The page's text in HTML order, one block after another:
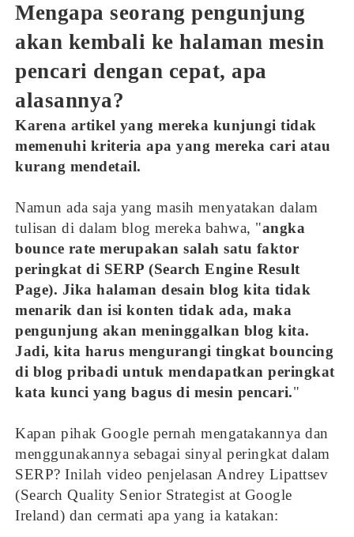
Mengapa seorang pengunjung
akan kembali ke halaman mesin
pencari dengan cepat, apa
alasannya?
Karena artikel yang mereka kunjungi tidak
memenuhi kriteria apa yang mereka cari atau
kurang mendetail.
Namun ada saja yang masih menyatakan dalam
tulisan di dalam blog mereka bahwa, "angka
bounce rate merupakan salah satu faktor
peringkat di SERP (Search Engine Result
Page). Jika halaman desain blog kita tidak
menarik dan isi konten tidak ada, maka
pengunjung akan meninggalkan blog kita.
Jadi, kita harus mengurangi tingkat bouncing
di blog pribadi untuk mendapatkan peringkat
kata kunci yang bagus di mesin pencari."
Kapan pihak Google pernah mengatakannya dan
menggunakannya sebagai sinyal peringkat dalam
SERP? Inilah video penjelasan Andrey Lipattsev
(Search Quality Senior Strategist at Google
Ireland) dan cermati apa yang ia katakan: